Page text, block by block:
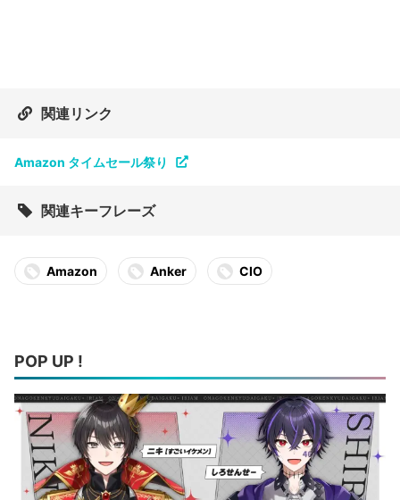
関連リンク
Amazon タイムセール祭り
関連キーフレーズ
Amazon Anker CIO
POP UP !